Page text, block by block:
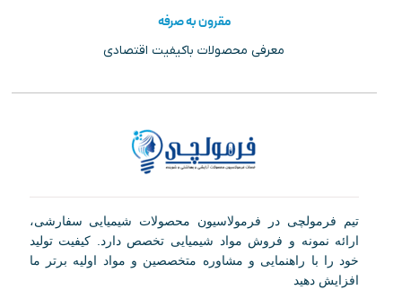
مقرون به صرفه
معرفی محصولات باکیفیت اقتصادی
تیم فرمولچی در فرمولاسیون محصولات شیمیایی سفارشی،
ارائه نمونه و فروش مواد شیمیایی تخصص دارد. کیفیت تولید
خود را با راهنمایی و مشاوره متخصصین و مواد اولیه برتر ما
افزایش دهید